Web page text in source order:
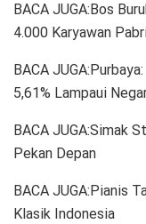
BACA JUGA:Bos
4.000 Karyawan
BACA
5,61% Lampaui
BACA JUGA:Simak
Pekan Depan
BACA JUGA:Pianis
Klasik Indonesia